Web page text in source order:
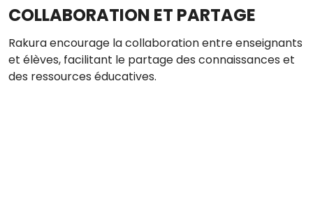
COLLABORATION ET PARTAGE
Rakura encourage la collaboration entre enseignants
et élèves, facilitant le partage des connaissances et
des ressources éducatives.